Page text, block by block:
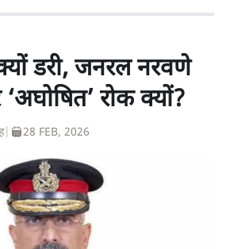
डरी, जनरल नरवणे
रोक क्यों?
| 28 FEB, 2026